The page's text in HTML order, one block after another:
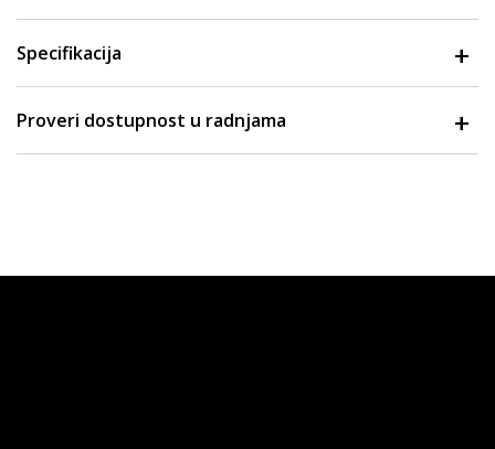
Specifikacija
Proveri dostupnost u radnjama